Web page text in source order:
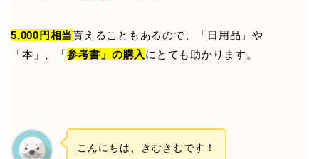
5,000円相当貰えることもあるので、「日用品」や
「本」、「参考書」の購入 にとても助かります。
こんにちは、きむきむです！